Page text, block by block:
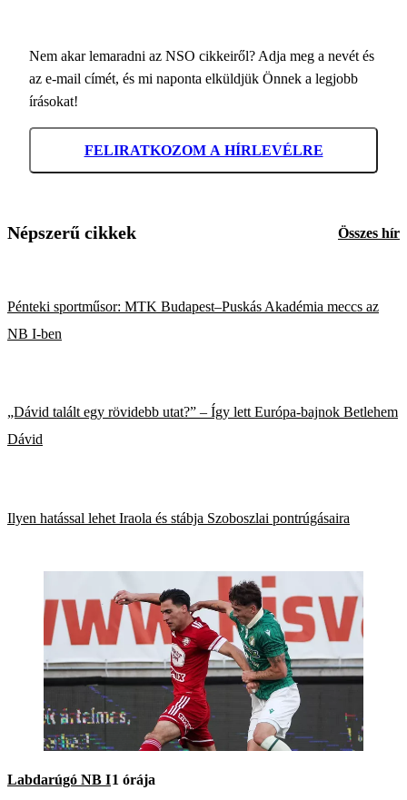
Nem akar lemaradni az NSO cikkeiről? Adja meg a nevét és
az e-mail címét, és mi naponta elküldjük Önnek a legjobb
írásokat!
FELIRATKOZOM A HÍRLEVÉLRE
Népszerű cikkek Összes hír
Pénteki sportműsor: MTK Budapest–Puskás Akadémia meccs az
NB I-ben
„Dávid talált egy rövidebb utat?” – Így lett Európa-bajnok Betlehem
Dávid
Ilyen hatással lehet Iraola és stábja Szoboszlai pontrúgásaira
Labdarúgó NB I1 órája